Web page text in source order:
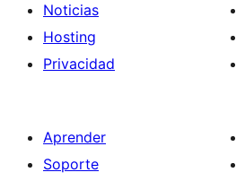
Noticias
Hosting
Privacidad
Aprender
Soporte